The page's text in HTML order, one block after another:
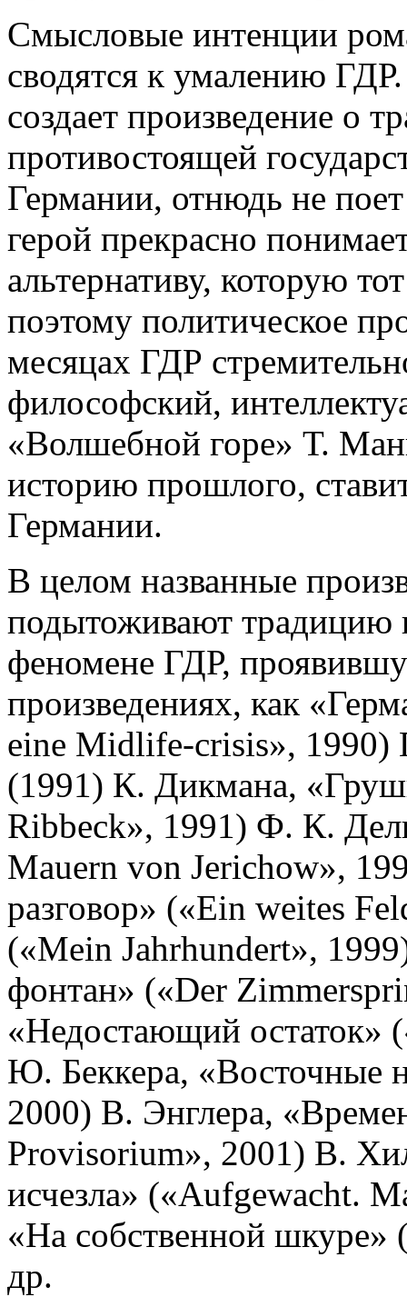
Смысловые интенции
сводятся к умалению
создает произведение о
противостоящей
Германии, отнюдь не
герой прекрасно
альтернативу, которую
поэтому политическое
месяцах ГДР
философский,
«Волшебной горе» Т.
историю прошлого,
Германии.
В целом названные
подытоживают
феномене ГДР,
произведениях, как
eine Midlife-crisis», 1990)
(1991) К. Дикмана,
Ribbeck», 1991) Ф. К.
Mauern von Jerichow»,
разговор» («Ein weites
(«Mein Jahrhundert»,
фонтан» («Der
«Недостающий остаток»
Ю. Беккера, «Восточные
2000) В. Энглера,
Provisorium», 2001) В.
исчезла» («Aufgewacht.
«На собственной
др.